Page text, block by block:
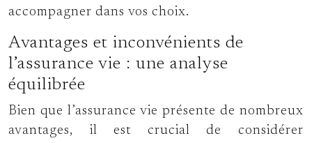
accompagner dans vos choix.
Avantages et inconvénients de
l’assurance vie : une analyse
équilibrée
Bien que l’assurance vie présente de nombreux
avantages, il est crucial de considérer